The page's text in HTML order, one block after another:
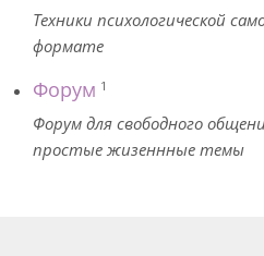
Техники психологической
формате
Форум 1
Форум для свободного
простые жизеннные темы